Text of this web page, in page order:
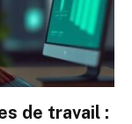
de travail :